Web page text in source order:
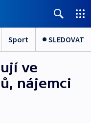
Sport SLEDOVAT
ve
nájemci